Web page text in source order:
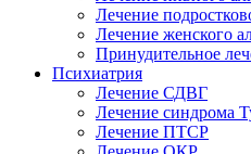
Лечение
Лечение женского
Принудительное
Психиатрия
Лечение СДВГ
Лечение синдрома
Лечение ПТСР